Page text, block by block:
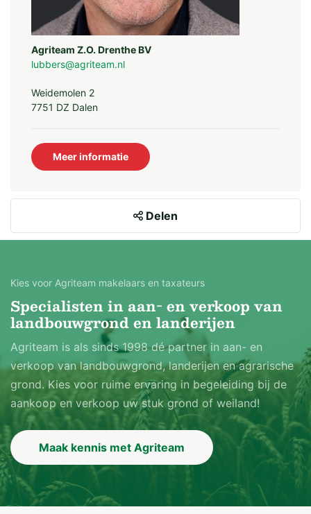
De waterschapslasten bedragen € 98,12 per ha
(Waterschap Drents Overijsselse Delta, aanslagjaar
2026)
Waterwingebied/grondwaterbeschermingsgebied
De kadastrale percelen zijn niet gelegen in een
grondwaterbeschermingsgebied.
Op de kadastrale percelen rust geen
Publiekrechtelijke beperkingen/Opstalrechten/Zakelijke
rechten
Er zijn geen beperkingen bekend in de Landelijke
Voorziening WKPB en de Basisregistratie Kadaster.
Er zijn tevens geen geregistreerde Zakelijke rechten of
Opstalrechten bekend in het Kadastrale register.
Erfdienstbaarheden
Blijkens de laatste akte van levering is er een
erfdienstbaarheid gevestigd.
Agriteam Z.O. Drenthe BV
lubbers@agriteam.nl
Weidemolen 2
7751 DZ Dalen
Meer informatie
Delen
Kies voor Agriteam makelaars en taxateurs
Specialisten in aan- en verkoop van
landbouwgrond en landerijen
Agriteam is als sinds 1998 dé partner in aan- en
verkoop van landbouwgrond, landerijen en agrarische
grond. Kies voor ruime ervaring in begeleiding bij de
aankoop en verkoop uw stuk grond of weiland!
Maak kennis met Agriteam